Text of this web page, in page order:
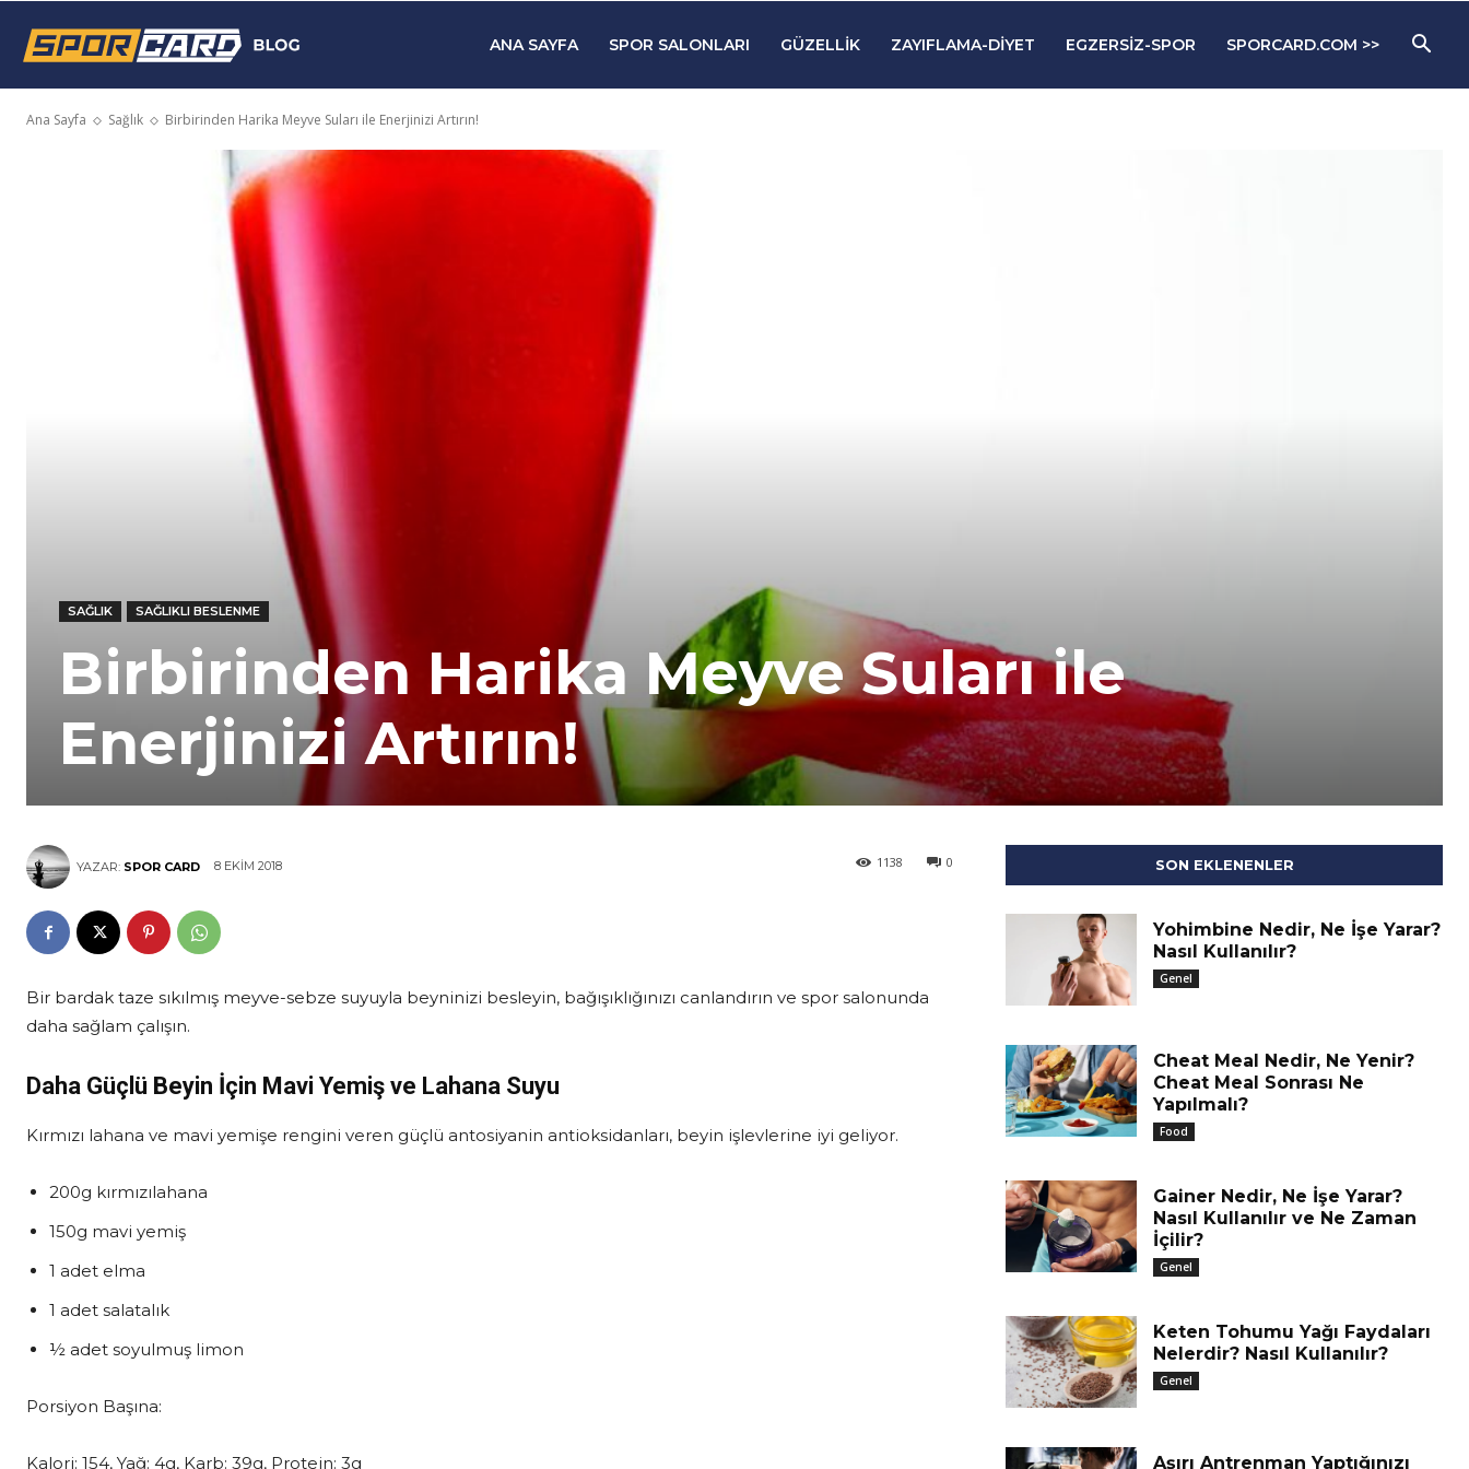
Blog
ANA SAYFA SPOR SALONLARI GÜZELLIK ZAYIFLAMA-DIYET EGZERSIZ-SPOR SPORCARD.COM >>
Ana Sayfa Sağlık Birbirinden Harika Meyve Suları ile Enerjinizi Artırın!
SAĞLIK SAĞLIKLI BESLENME
Birbirinden Harika Meyve Suları ile
Enerjinizi Artırın!
YAZAR: SPOR CARD 8 EKIM 2018 0
1138
Bir bardak taze sıkılmış meyve-sebze suyuyla beyninizi besleyin, bağışıklığınızı canlandırın ve spor salonunda
daha sağlam çalışın.
Daha Güçlü Beyin İçin Mavi Yemiş ve Lahana Suyu
Kırmızı lahana ve mavi yemişe rengini veren güçlü antosiyanin antioksidanları, beyin işlevlerine iyi geliyor.
200g kırmızılahana
150g mavi yemiş
1 adet elma
1 adet salatalık
½ adet soyulmuş limon
Porsiyon Başına:
Kalori: 154, Yağ: 4g, Karb: 39g, Protein: 3g
SON EKLENENLER
Yohimbine Nedir, Ne İşe Yarar?
Nasıl Kullanılır?
Genel
Cheat Meal Nedir, Ne Yenir?
Cheat Meal Sonrası Ne
Yapılmalı?
Food
Gainer Nedir, Ne İşe Yarar?
Nasıl Kullanılır ve Ne Zaman
İçilir?
Genel
Keten Tohumu Yağı Faydaları
Nelerdir? Nasıl Kullanılır?
Genel
Aşırı Antrenman Yaptığınızı